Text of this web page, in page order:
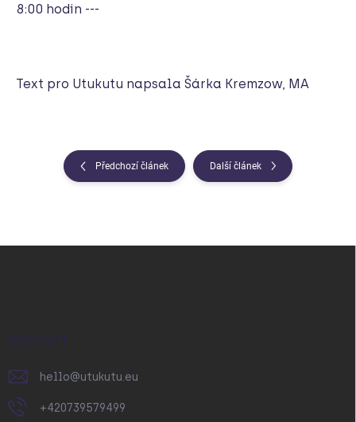
8:00 hodin ---
Text pro Utukutu napsala Šárka Kremzow, MA
Předchozí článek Další článek
KONTAKT
hello@utukutu.eu
+420739579499